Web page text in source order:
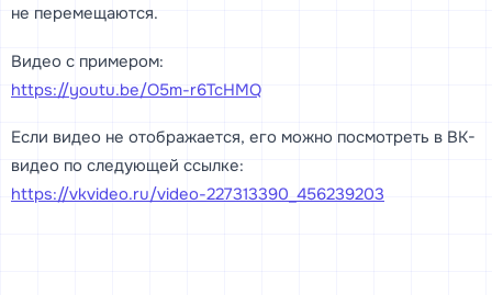
не перемещаются.
Видео с примером:
https://youtu.be/O5m-r6TcHMQ
Если видео не отображается, его можно посмотреть в ВК-
видео по следующей ссылке:
https://vkvideo.ru/video-227313390_456239203